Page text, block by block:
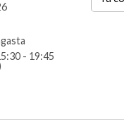
- 19:45